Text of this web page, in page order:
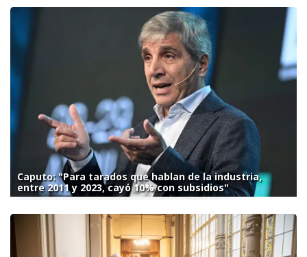
Caputo: "Para tarados que hablan de la industria,
entre 2011 y 2023, cayó 10% con subsidios"